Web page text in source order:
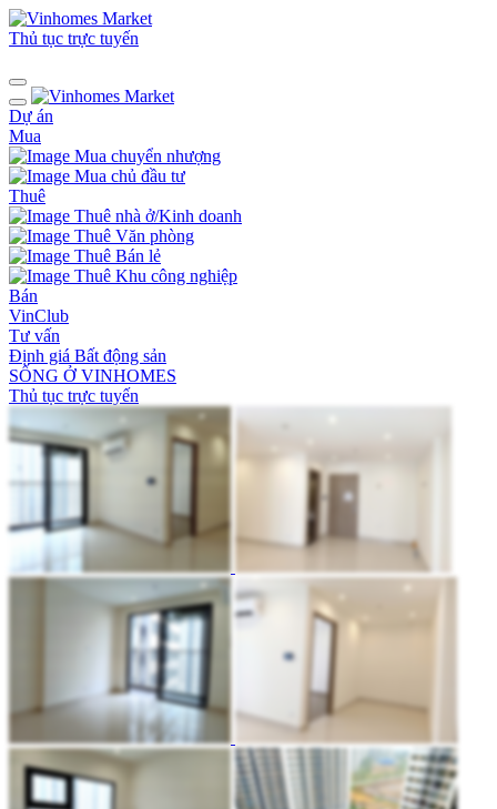
Thủ tục trực tuyến
Dự án
Mua
Mua chuyển nhượng
Mua chủ đầu tư
Thuê
Thuê nhà ở/Kinh doanh
Thuê Văn phòng
Thuê Bán lẻ
Thuê Khu công nghiệp
Bán
VinClub
Tư vấn
Định giá Bất động sản
SỐNG Ở VINHOMES
Thủ tục trực tuyến